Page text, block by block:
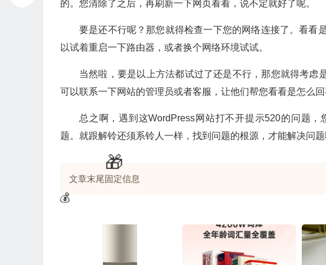
的。您清除了之后，再刷新一下网页看看，说不定就好了呢。
要是还不行呢？那您就得检查一下您的网络连接了。看看
以试着重启一下路由器，或者换个网络环境试试。
当然啦，要是以上方法都试过了还是不行，那您就得考虑
可以联系一下网站的管理员或者客服，让他们帮您看看是怎么回
总之啊，遇到这WordPress网站打不开提示520的问题
题。就跟解铃还须系铃人一样，找到问题的根源，才能解决问
文章末尾固定信息